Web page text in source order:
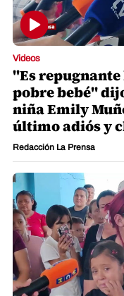
Videos
"Es
pobre bebé"
niña Emily
último adiós y
Redacción La Prensa